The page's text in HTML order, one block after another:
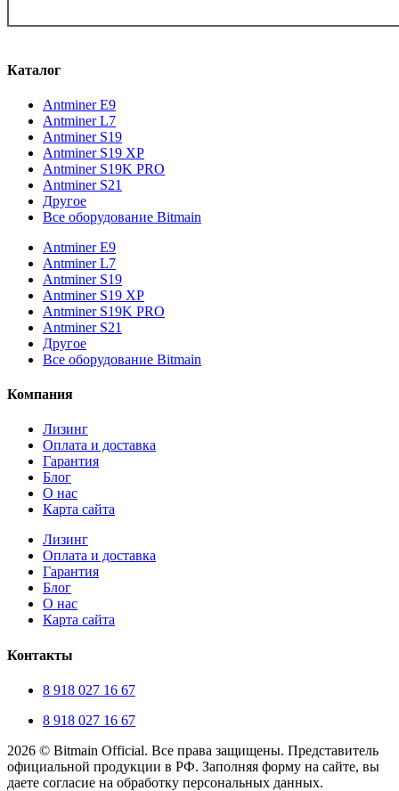
Каталог
Antminer E9
Antminer L7
Antminer S19
Antminer S19 XP
Antminer S19K PRO
Antminer S21
Другое
Все оборудование Bitmain
Antminer E9
Antminer L7
Antminer S19
Antminer S19 XP
Antminer S19K PRO
Antminer S21
Другое
Все оборудование Bitmain
Компания
Лизинг
Оплата и доставка
Гарантия
Блог
О нас
Карта сайта
Лизинг
Оплата и доставка
Гарантия
Блог
О нас
Карта сайта
Контакты
8 918 027 16 67
8 918 027 16 67
2026 © Bitmain Official. Все права защищены. Представитель
официальной продукции в РФ. Заполняя форму на сайте, вы
даете согласие на обработку персональных данных.